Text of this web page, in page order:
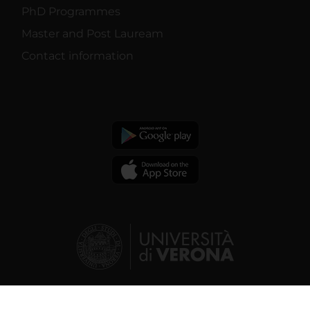
PhD Programmes
Master and Post Lauream
Contact information